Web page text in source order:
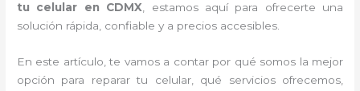
tu celular en CDMX, estamos aquí para ofrecerte una
solución rápida, confiable y a precios accesibles.
En este artículo, te vamos a contar por qué somos la mejor
opción para reparar tu celular, qué servicios ofrecemos,